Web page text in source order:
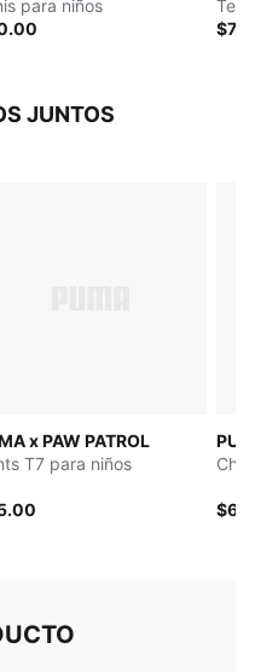
niños pequeños de 4
para niños
JUNTOS
x PAW PATROL
T7 para niños